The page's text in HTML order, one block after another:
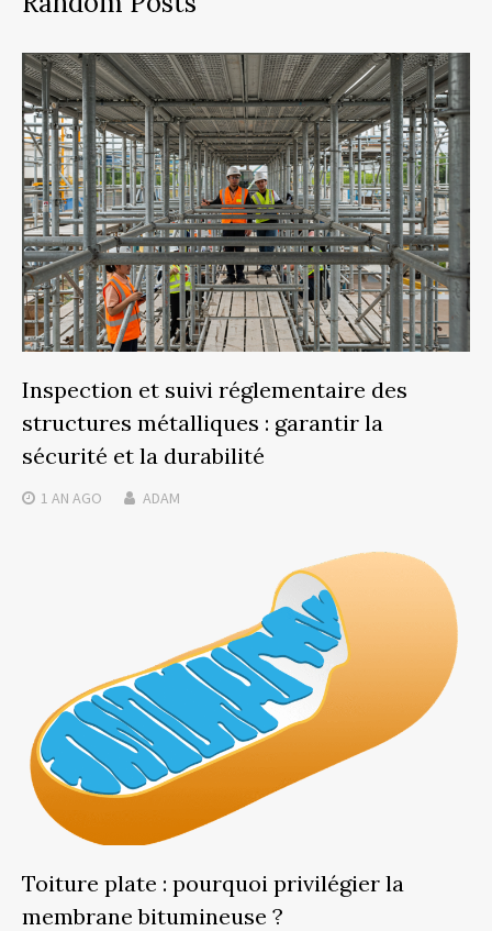
Inspection et suivi réglementaire des
structures métalliques : garantir la
sécurité et la durabilité
1 AN AGO ADAM
Toiture plate : pourquoi privilégier la
membrane bitumineuse ?